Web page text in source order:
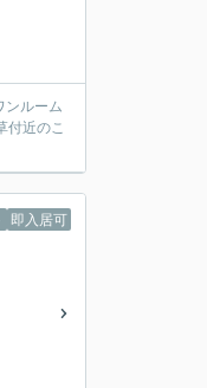
付近のこ
即入居可